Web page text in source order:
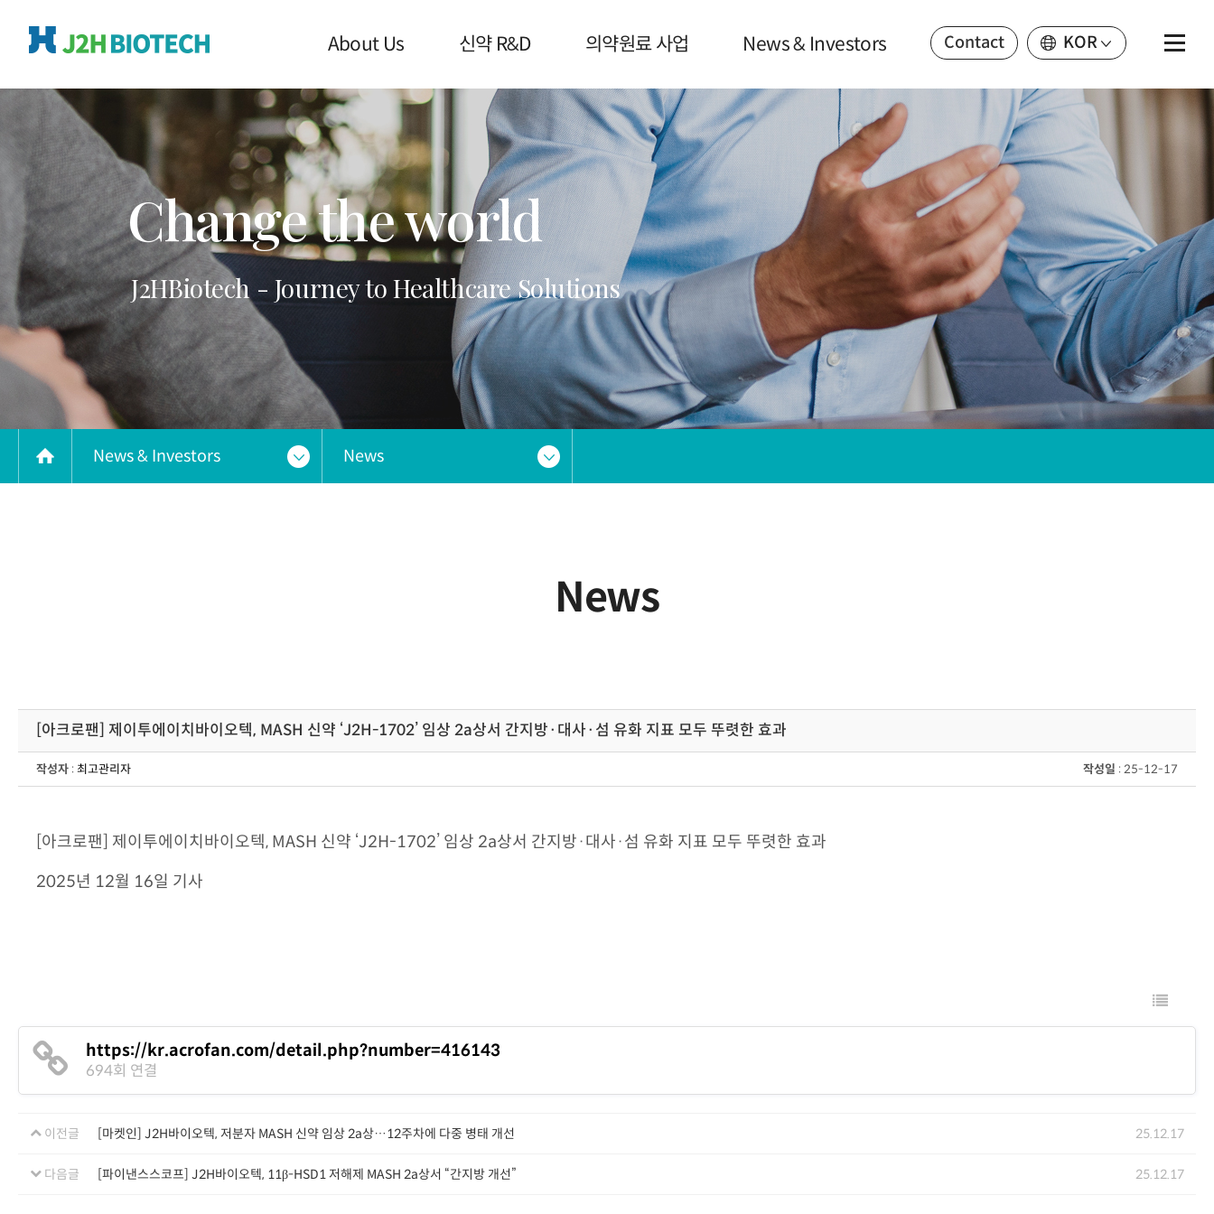
About Us 신약 R&D 의약원료 사업 News & Investors Contact KOR
Change the world
J2HBiotech - Journey to Healthcare Solutions
News & Investors News
News
[아크로팬] 제이투에이치바이오텍, MASH 신약 ‘J2H-1702’ 임상 2a상서 간지방·대사·섬 유화 지표 모두 뚜렷한 효과
작성자 : 최고관리자 작성일 : 25-12-17
[아크로팬] 제이투에이치바이오텍, MASH 신약 ‘J2H-1702’ 임상 2a상서 간지방·대사·섬 유화 지표 모두 뚜렷한 효과
2025년 12월 16일 기사
https://kr.acrofan.com/detail.php?number=416143
694회 연결
이전글 [마켓인] J2H바이오텍, 저분자 MASH 신약 임상 2a상…12주차에 다중 병태 개선 25.12.17
다음글 [파이낸스스코프] J2H바이오텍, 11β-HSD1 저해제 MASH 2a상서 “간지방 개선” 25.12.17